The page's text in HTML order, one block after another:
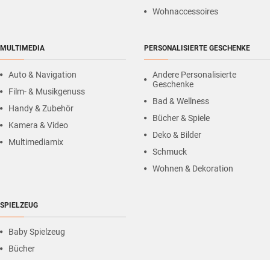
Wohnaccessoires
MULTIMEDIA
Auto & Navigation
Film- & Musikgenuss
Handy & Zubehör
Kamera & Video
Multimediamix
PERSONALISIERTE GESCHENKE
Andere Personalisierte
Geschenke
Bad & Wellness
Bücher & Spiele
Deko & Bilder
Schmuck
Wohnen & Dekoration
SPIELZEUG
Baby Spielzeug
Bücher